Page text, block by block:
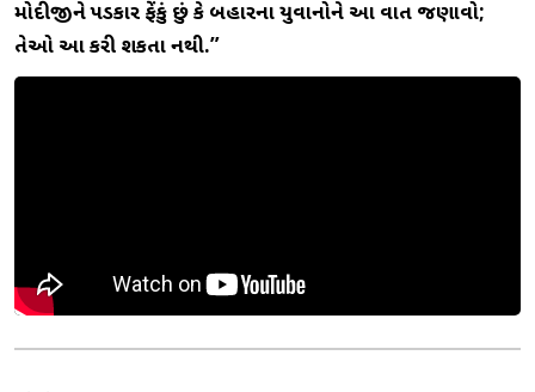
મોદીજીને પડકાર ફેંકું છું કે બિહારના યુવાનોને આ વાત જણાવો;
તેઓ આ કરી શકતા નથી.”